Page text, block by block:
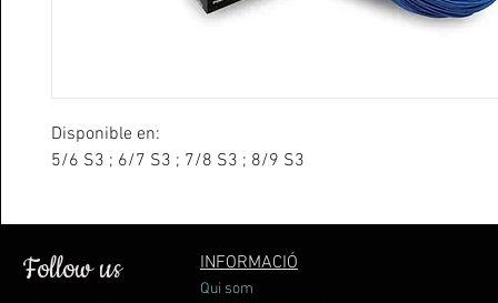
Disponible en:
5/6 S3 ; 6/7 S3 ; 7/8 S3 ; 8/9 S3
Follow us INFORMACIÓ
Qui som